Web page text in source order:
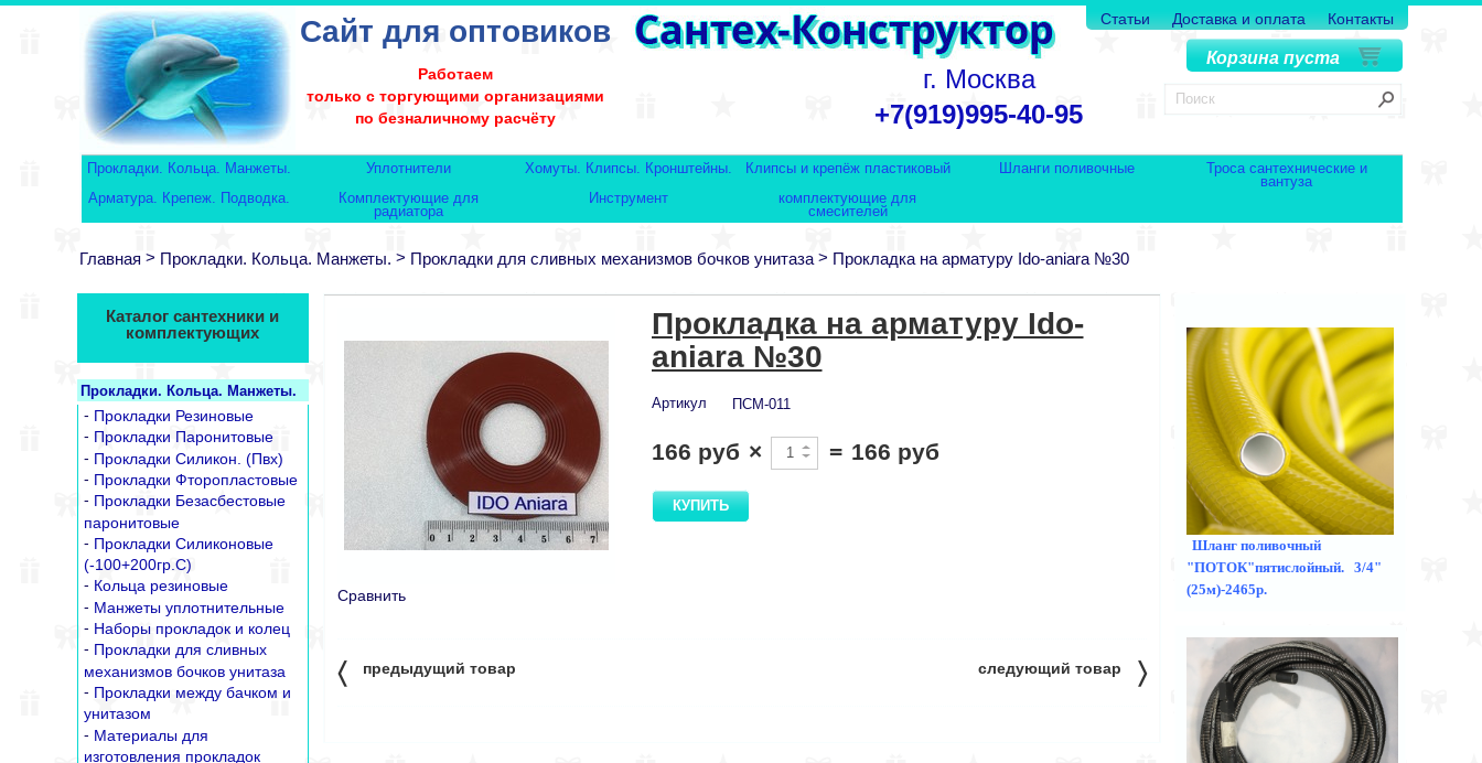
Статьи Доставка и оплата Контакты
Сайт для оптовиков
Работаем
только с торгующими организациями
по безналичному расчёту
г. Москва
+7(919)995-40-95
Корзина пуста
Прокладки. Кольца. Манжеты. Уплотнители Хомуты. Клипсы. Кронштейны. Клипсы и крепёж пластиковый Шланги поливочные
Троса сантехнические и
вантуза
Арматура. Крепеж. Подводка.
Комплектующие для
радиатора
Инструмент
комплектующие для
смесителей
Главная > Прокладки. Кольца. Манжеты. > Прокладки для сливных механизмов бочков унитаза > Прокладка на арматуру Ido-aniara №30
Сравнить
Прокладка на арматуру Ido-
aniara №30
Артикул ПСМ-011
166 руб × = 166 руб
〈 предыдущий товар следующий товар 〉
Каталог сантехники и
комплектующих
Прокладки. Кольца. Манжеты.
- Прокладки Резиновые
- Прокладки Паронитовые
- Прокладки Силикон. (Пвх)
- Прокладки Фторопластовые
- Прокладки Безасбестовые
паронитовые
- Прокладки Силиконовые
(-100+200гр.С)
- Кольца резиновые
- Манжеты уплотнительные
- Наборы прокладок и колец
- Прокладки для сливных
механизмов бочков унитаза
- Прокладки между бачком и
унитазом
- Материалы для
изготовления прокладок
Шланг поливочный
"ПОТОК"пятислойный. 3/4"
(25м)-2465р.